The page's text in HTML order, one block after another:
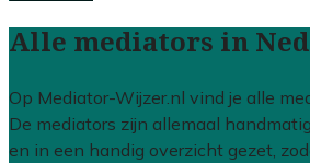
Alle mediators in
Op Mediator-Wijzer.nl vind je alle
De mediators zijn allemaal
en in een handig overzicht gezet,